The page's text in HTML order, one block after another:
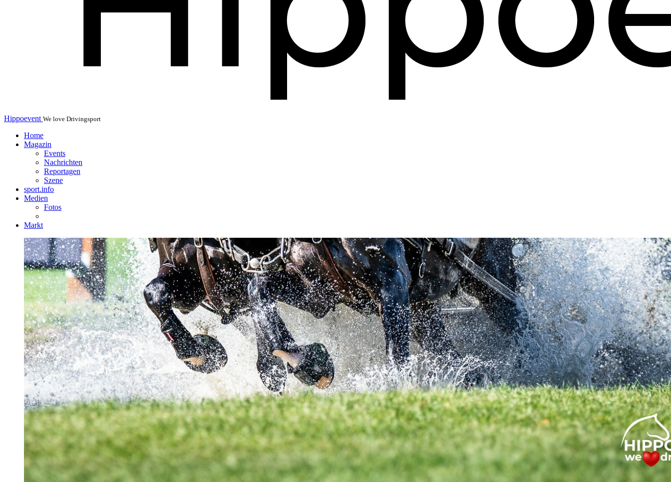
Hippoevent We love Drivingsport
Home
Magazin
Events
Nachrichten
Reportagen
Szene
sport.info
Medien
Fotos
Markt